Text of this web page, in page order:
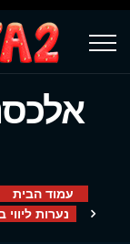
עמוד הבית
נערות